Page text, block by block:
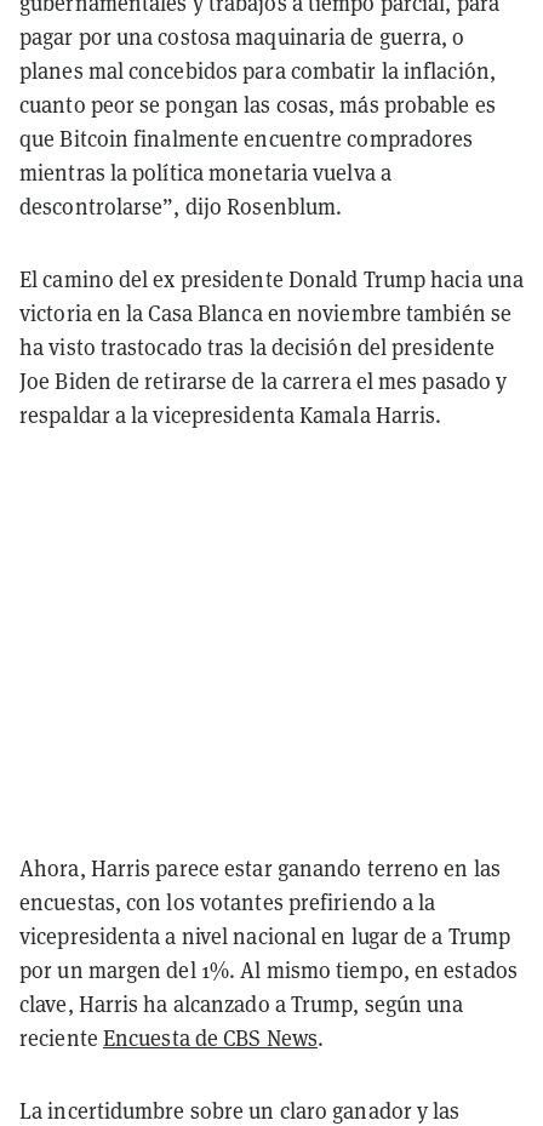
pagar por una costosa maquinaria de guerra, o
planes mal concebidos para combatir la inflación,
cuanto peor se pongan las cosas, más probable es
que Bitcoin finalmente encuentre compradores
mientras la política monetaria vuelva a
descontrolarse”, dijo Rosenblum.
El camino del ex presidente Donald Trump hacia una
victoria en la Casa Blanca en noviembre también se
ha visto trastocado tras la decisión del presidente
Joe Biden de retirarse de la carrera el mes pasado y
respaldar a la vicepresidenta Kamala Harris.
Ahora, Harris parece estar ganando terreno en las
encuestas, con los votantes prefiriendo a la
vicepresidenta a nivel nacional en lugar de a Trump
por un margen del 1%. Al mismo tiempo, en estados
clave, Harris ha alcanzado a Trump, según una
reciente Encuesta de CBS News.
La incertidumbre sobre un claro ganador y las